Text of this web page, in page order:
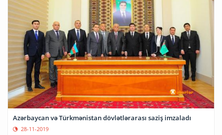
Azərbaycan və Türkmənistan dövlətlərarası saziş imzaladı
28-11-2019